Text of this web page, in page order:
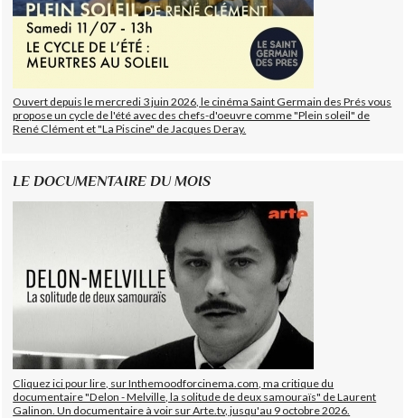
Ouvert depuis le mercredi 3 juin 2026, le cinéma Saint Germain des Prés vous
propose un cycle de l'été avec des chefs-d'oeuvre comme "Plein soleil" de
René Clément et "La Piscine" de Jacques Deray.
LE DOCUMENTAIRE DU MOIS
Cliquez ici pour lire, sur Inthemoodforcinema.com, ma critique du
documentaire "Delon - Melville, la solitude de deux samouraïs" de Laurent
Galinon. Un documentaire à voir sur Arte.tv, jusqu'au 9 octobre 2026.